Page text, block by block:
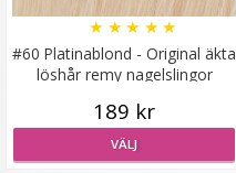
LÄGG I
#60 Platinablond - Original äkta
löshår remy nagelslingor
★ ★ ★ ★ ★
189 kr
VÄLJ